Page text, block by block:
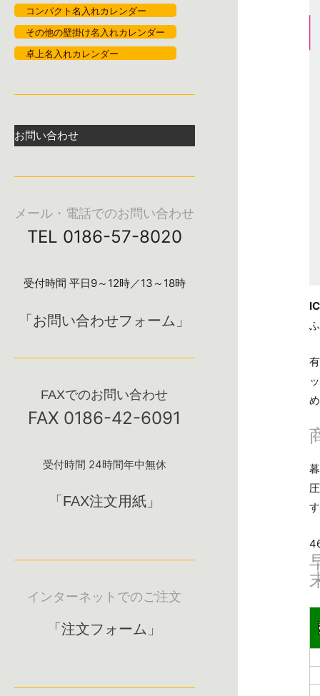
コンパクト名入れカレンダー
その他の壁掛け名入れカレンダー
卓上名入れカレンダー
お問い合わせ
メール・電話でのお問い合わせ
TEL 0186-57-8020
受付時間 平日9～12時／13～18時
「お問い合わせフォーム」
FAXでのお問い合わせ
FAX 0186-42-6091
受付時間 24時間年中無休
「FAX注文用紙」
インターネットでのご注文
「注文フォーム」